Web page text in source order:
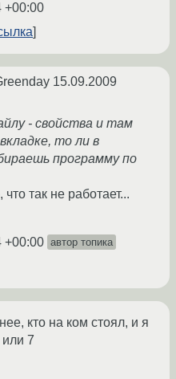
+00:00
15.09.2009
- свойства и там
то ли в
программу по
так не работает...
+00:00 автор топика
кто на ком стоял, и я
7